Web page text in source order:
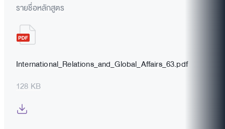
รายชื่อหลักสูตร
International_Relations_and_Global_Affairs_63.pdf
128 KB